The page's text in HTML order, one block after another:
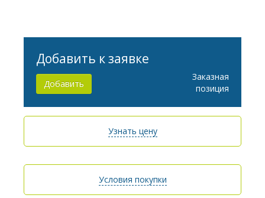
Добавить к заявке
Добавить
Заказная
позиция
Узнать цену
Условия покупки